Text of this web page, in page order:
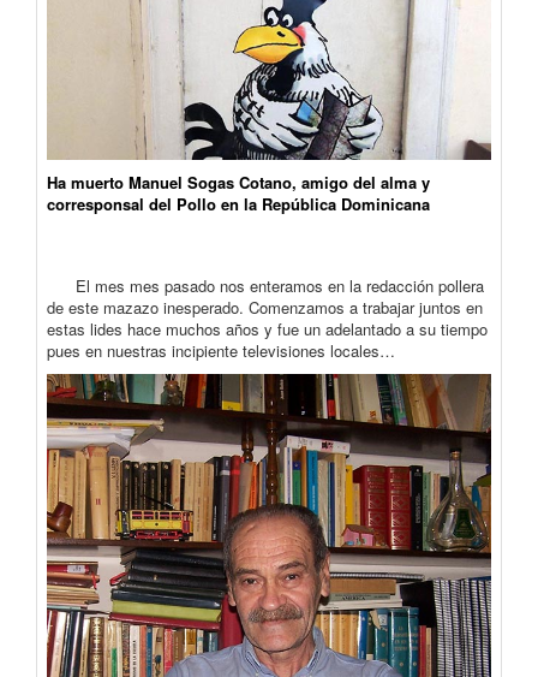
Ha muerto Manuel Sogas Cotano, amigo del alma y
corresponsal del Pollo en la República Dominicana
El mes mes pasado nos enteramos en la redacción pollera
de este mazazo inesperado. Comenzamos a trabajar juntos en
estas lides hace muchos años y fue un adelantado a su tiempo
pues en nuestras incipiente televisiones locales…